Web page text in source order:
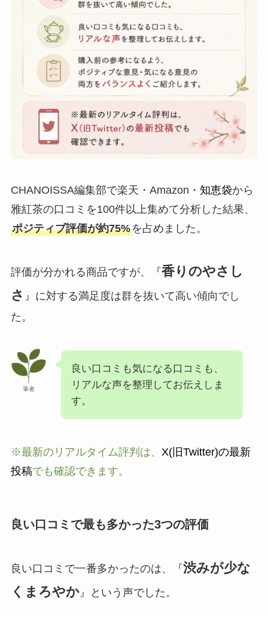
CHANOISSA編集部で楽天・Amazon・ 知恵袋から
雅紅茶の口コミを100件以上集めて分析した結果、
ポジティブ評価が約75%を占めました。
評価が分かれる商品ですが、『香りのやさし
さ 』に対する満足度は群を抜いて高い傾向でし
た。
筆者
良い口コミも気になる口コミも、
リアルな声を整理してお伝えしま
す。
※最新のリアルタイム評判は、 X(旧Twitter)の最新
投稿でも確認できます。
良い口コミで最も多かった3つの評価
良い口コミで一番多かったのは、『渋みが少な
くまろやか』という声でした。